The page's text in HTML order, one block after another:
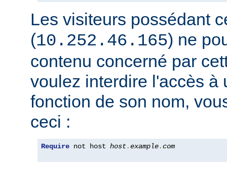
Les visiteurs possédant
(10.252.46.165) ne
contenu concerné par
voulez interdire l'accès à
fonction de son nom,
ceci :
Require not host host.example.com